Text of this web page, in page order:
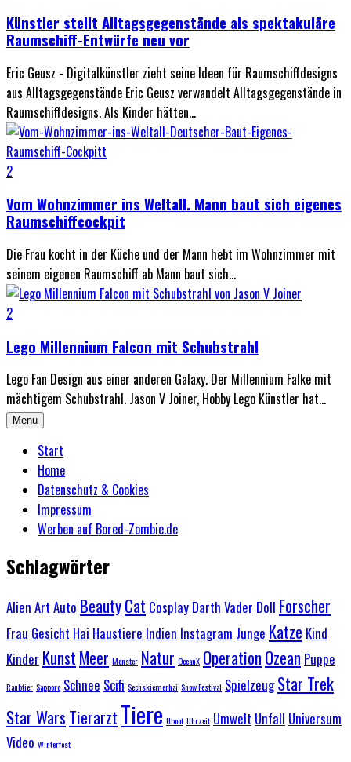
Künstler stellt Alltagsgegenstände als spektakuläre
Raumschiff-Entwürfe neu vor
Eric Geusz - Digitalkünstler zieht seine Ideen für Raumschiffdesigns
aus Alltagsgegenstände Eric Geusz verwandelt Alltagsgegenstände in
Raumschiffdesigns. Als Kinder hätten...
2
Vom Wohnzimmer ins Weltall. Mann baut sich eigenes
Raumschiffcockpit
Die Frau kocht in der Küche und der Mann hebt im Wohnzimmer mit
seinem eigenen Raumschiff ab Mann baut sich...
2
Lego Millennium Falcon mit Schubstrahl
Lego Fan Design aus einer anderen Galaxy. Der Millennium Falke mit
mächtigem Schubstrahl. Jason V Joiner, Hobby Lego Künstler hat...
Menu
Start
Home
Datenschutz & Cookies
Impressum
Werben auf Bored-Zombie.de
Schlagwörter
Alien Art Auto BeautyCat Cosplay Darth Vader Doll Forscher
Frau Gesicht Hai Haustiere Indien Instagram Junge Katze Kind
Kinder KunstMeer Monster Natur OceanX OperationOzean Puppe
Raubtier Sapporo Schnee Scifi Sechskiemerhai Snow Festival Spielzeug Star Trek
Star WarsTierarztTiere Uboot Uhrzeit Umwelt Unfall Universum
Video Winterfest